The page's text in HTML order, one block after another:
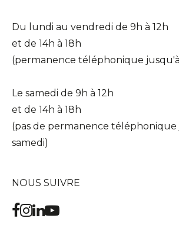
Du lundi au vendredi de 9h à 12h
et de 14h à 18h
(permanence téléphonique jusqu'à
Le samedi de 9h à 12h
et de 14h à 18h
(pas de permanence téléphonique
samedi)
NOUS SUIVRE